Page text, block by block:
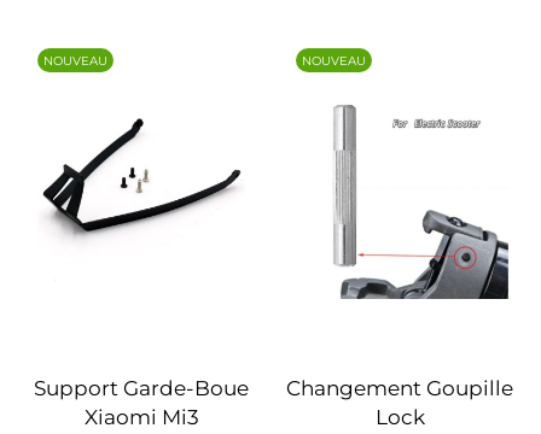
Support Garde-Boue
Xiaomi Mi3
NOUVEAU
Changement Goupille
Lock
NOUVEAU